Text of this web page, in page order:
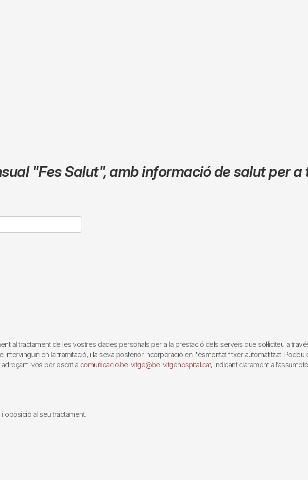
"Fes Salut",amb informació de salut per a
al tractament de les vostres dades personals per a la prestació dels serveis que sol·liciteu a
en la tramitació, i la seva posterior incorporació en l'esmentat fitxer automatitzat. Podeu
adreçant-vos per escrit a comunicacio.bellvitge@bellvitgehospital.cat, indicant clarament a
oposició al seu tractament.